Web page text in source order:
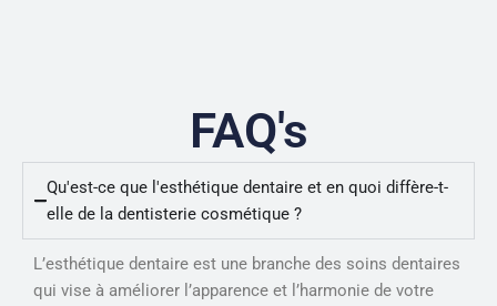
FAQ's
Qu'est-ce que l'esthétique dentaire et en quoi diffère-t-
elle de la dentisterie cosmétique ?
L’esthétique dentaire est une branche des soins dentaires
qui vise à améliorer l’apparence et l’harmonie de votre